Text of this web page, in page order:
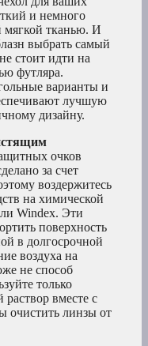
и немного
мягкой тканью. И
выбрать самый
стоит идти на
футляра.
варианты и
лучшую
дизайну.
очков
за счет
воздержитесь
на химической
Windex. Эти
поверхность
в долгосрочной
воздуха на
не способ
только
вместе с
очистить линзы от